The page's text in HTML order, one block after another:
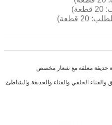
20 قطعة)
حديقة معلقة مع شعار مخصص
والفناء الخلفي والفناء والحديقة والشاطئ.